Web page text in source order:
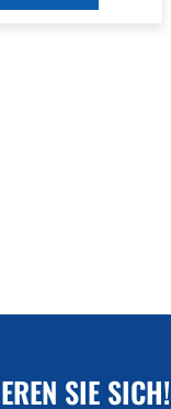
SIE SICH!